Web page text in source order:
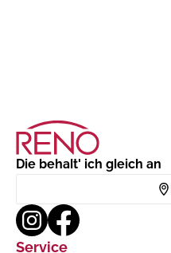
Die behalt' ich gleich an
Service